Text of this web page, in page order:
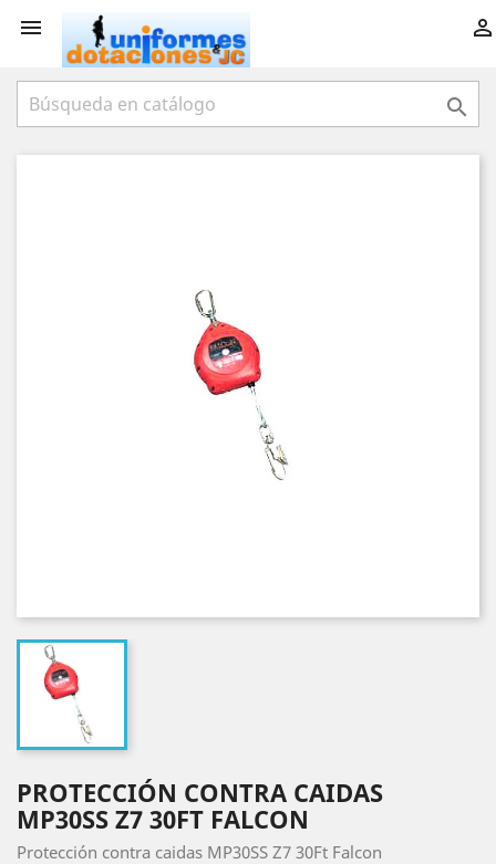
 

PROTECCIÓN CONTRA CAIDAS
MP30SS Z7 30FT FALCON
Protección contra caidas MP30SS Z7 30Ft Falcon